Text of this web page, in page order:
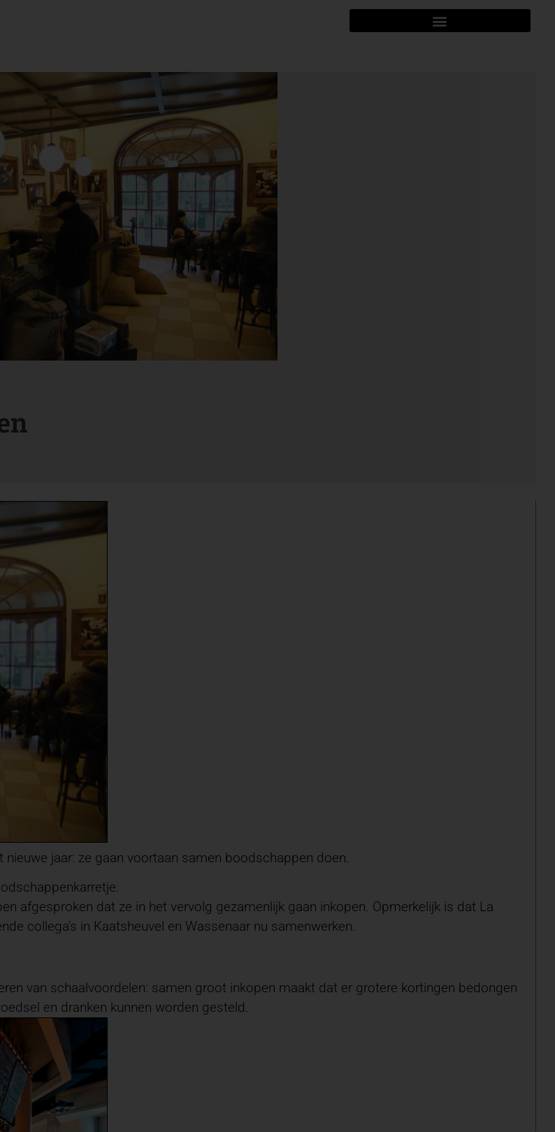
jaar: ze gaan voortaan samen boodschappen doen.
afgesproken dat ze in het vervolg gezamenlijk gaan inkopen. Opmerkelijk is dat La
collega’s in Kaatsheuvel en Wassenaar nu samenwerken.
van schaalvoordelen: samen groot inkopen maakt dat er grotere kortingen bedongen
en dranken kunnen worden gesteld.